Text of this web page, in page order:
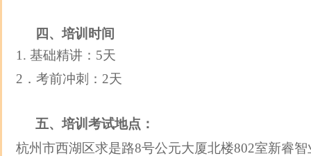
四、培训时间
1. 基础精讲：5天
2．考前冲刺：2天
五、培训考试地点：
杭州市西湖区求是路8号公元大厦北楼802室新睿智